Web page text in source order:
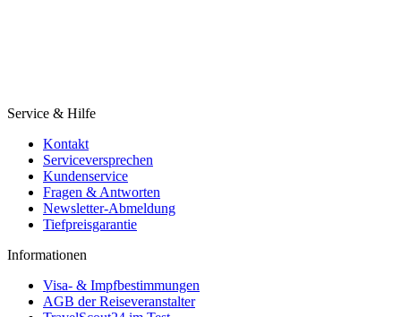
Service & Hilfe
Kontakt
Serviceversprechen
Kundenservice
Fragen & Antworten
Newsletter-Abmeldung
Tiefpreisgarantie
Informationen
Visa- & Impfbestimmungen
AGB der Reiseveranstalter